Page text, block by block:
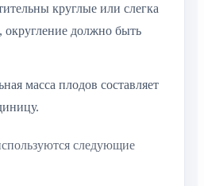
круглые или слегка
должно быть
масса плодов составляет
следующие